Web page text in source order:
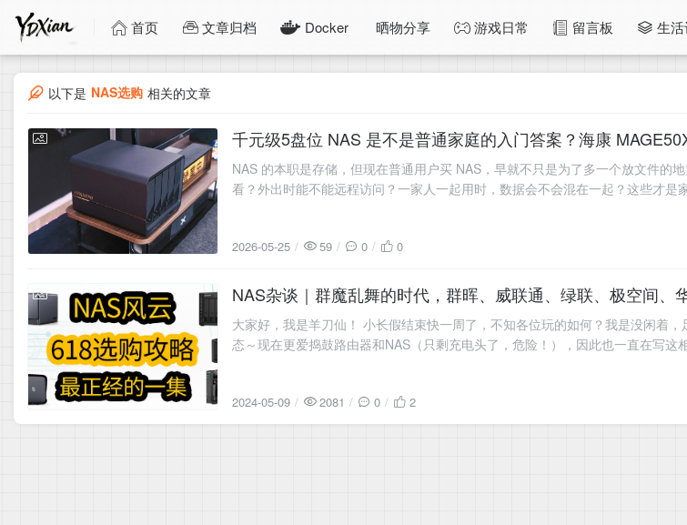
首页 文章归档 Docker 晒物分享 游戏日常 留言板 生
以下是 NAS选购 相关的文章
2026-05-25
千元级5盘位 NAS 是不是普通家庭的入门答案？海康
NAS 的本职是存储，但现在普通用户买 NAS，早就不只是为了多一个放文件
看？外出时能不能远程访问？一家人一起用时，数据会不会混在一起？这些才
2026-05-25 59 0 0
2024-05-09
NAS杂谈｜群魔乱舞的时代，群晖、威联通、绿联、极空间、
大家好，我是羊刀仙！ 小长假结束快一周了，不知各位玩的如何？我是没闲着
态～现在更爱捣鼓路由器和NAS（只剩充电头了，危险！），因此也一直在写
2024-05-09 2081 0 2